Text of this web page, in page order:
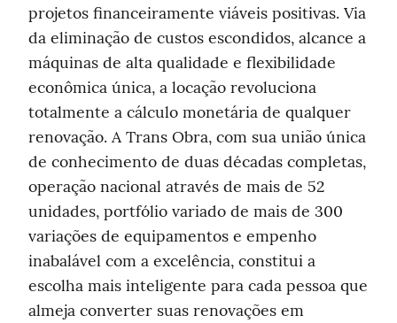
projetos financeiramente viáveis positivas. Via
da eliminação de custos escondidos, alcance a
máquinas de alta qualidade e flexibilidade
econômica única, a locação revoluciona
totalmente a cálculo monetária de qualquer
renovação. A Trans Obra, com sua união única
de conhecimento de duas décadas completas,
operação nacional através de mais de 52
unidades, portfólio variado de mais de 300
variações de equipamentos e empenho
inabalável com a excelência, constitui a
escolha mais inteligente para cada pessoa que
almeja converter suas renovações em